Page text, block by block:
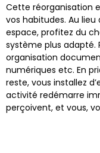
Cette réorganisation
vos habitudes. Au lieu
espace, profitez du
système plus adapté.
organisation
numériques etc. En
reste, vous installez
activité redémarre
perçoivent, et vous,